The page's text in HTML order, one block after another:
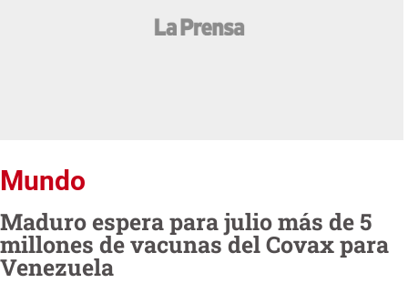
Mundo
Maduro espera para julio más de 5
millones de vacunas del Covax para
Venezuela